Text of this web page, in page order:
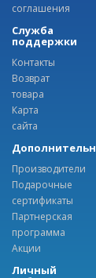
соглашения
Служба
поддержки
Контакты
Возврат
товара
Карта
сайта
Производители
Подарочные
сертификаты
Партнерская
программа
Акции
Личный